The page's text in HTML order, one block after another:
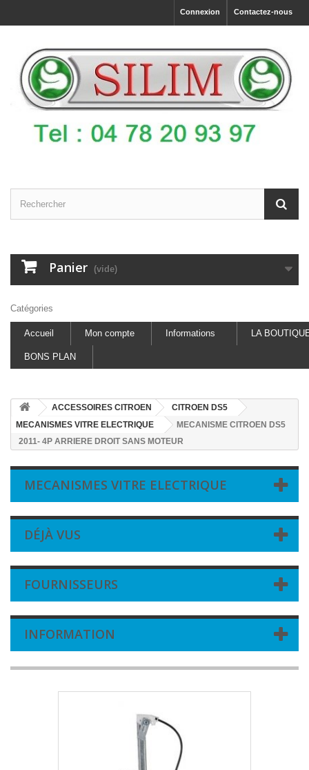
Contactez-nous
Connexion
Panier (vide)
Catégories
Accueil Mon compte Informations LA
BONS PLAN
ACCESSOIRES CITROEN
CITROEN DS5
MECANISMES VITRE ELECTRIQUE
MECANISME CITROEN DS5
2011- 4P ARRIERE DROIT SANS MOTEUR
MECANISMES VITRE ELECTRIQUE
DÉJÀ VUS
FOURNISSEURS
INFORMATION